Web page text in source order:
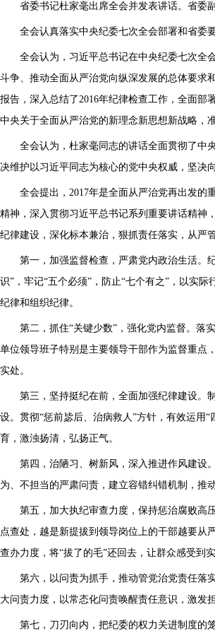
省委书记杜家毫出席全会并发表讲话。省委
全会认真落实中央纪委七次全会部署和省委
全会认为，习近平总书记在中央纪委七次全
斗争、推动全面从严治党向纵深发展的总体要求
报告，深入总结了2016年纪律检查工作，全面
中央关于全面从严治党的新理念新思想新战略，
全会认为，杜家毫同志的讲话全面贯彻了中
决维护以习近平同志为核心的党中央权威，坚决
全会提出，2017年是全面从严治党再出发
精神，深入贯彻习近平总书记系列重要讲话精神
纪律建设，深化标本兼治，狠抓责任落实，从严
第一，加强监督检查，严肃党内政治生活。
识”，牢记“五个必须”，防止“七个有之”，以实
纪律和组织纪律。
第二，抓住“关键少数”，强化党内监督。落
单位领导班子特别是主要领导干部作为监督重点
实处。
第三，坚持挺纪在前，全面加强纪律建设。
设。贯彻“惩前毖后、治病救人”方针，有效运用
育，激浊扬清，弘扬正气。
第四，治陋习、树新风，深入推进作风建设
为、不担当的严肃问责，建立容错纠错机制，推
第五，加大执纪审查力度，保持惩治腐败高
点查处，越是新提拔到领导岗位上的干部越要从
查办力度，将“拔了的毛”还回去，让群众感受到
第六，以问责为抓手，推动管党治党责任落
大问责力度，以常态化问责唤醒责任意识，激发
第七，刀刃向内，把纪委的权力关进制度的